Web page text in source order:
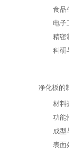
食品
电子
精密
科研
净化板的
材料
功能
成型
表面